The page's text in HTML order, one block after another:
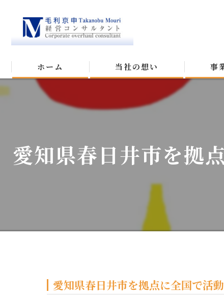
ホーム 当社の想い 事
愛知県春日井市を拠
愛知県春日井市を拠点に全国で活